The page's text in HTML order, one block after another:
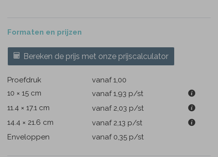
Formaten en prijzen
Bereken de prijs met onze prijscalculator
Proefdruk
vanaf 1,00
10 × 15 cm
vanaf 1,93 p/st
11.4 × 17.1 cm
vanaf 2,03 p/st
14.4 × 21.6 cm
vanaf 2,13 p/st
Enveloppen
vanaf 0,35 p/st